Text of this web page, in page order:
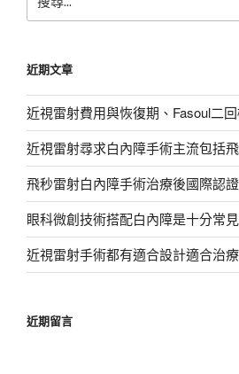
尋
字:
近期文章
近視雷射費用與恢復期、Fasoul二
近視雷射尋求白內障手術主流包括
飛秒雷射白內障手術治療後國際認
眼科微創技術搭配白內障是十分常
近視雷射手術都有適合設計適合治
近期留言